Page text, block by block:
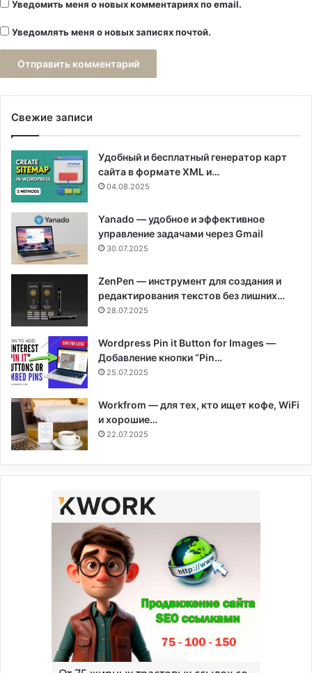
Уведомить меня о новых комментариях по email.
Уведомлять меня о новых записях почтой.
Свежие записи
Удобный и бесплатный генератор карт
сайта в формате XML и…
04.08.2025
Yanado — удобное и эффективное
управление задачами через Gmail
30.07.2025
ZenPen — инструмент для создания и
редактирования текстов без лишних…
28.07.2025
Wordpress Pin it Button for Images —
Добавление кнопки “Pin…
25.07.2025
Workfrom — для тех, кто ищет кофе, WiFi
и хорошие…
22.07.2025